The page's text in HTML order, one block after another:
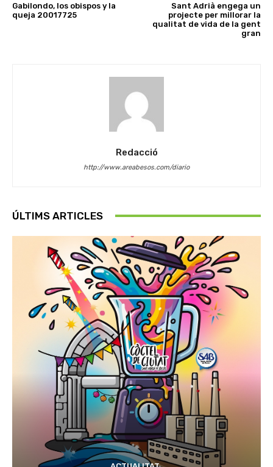
Gabilondo, los obispos y la
queja 20017725
Sant Adrià engega un
projecte per millorar la
qualitat de vida de la gent
gran
Redacció
http://www.areabesos.com/diario
ÚLTIMS ARTICLES